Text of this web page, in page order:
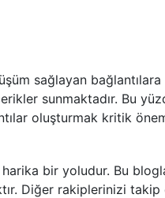
sağlayan
sunmaktadır. Bu
oluşturmak kritik
bir yoludur. Bu
Diğer rakiplerinizi